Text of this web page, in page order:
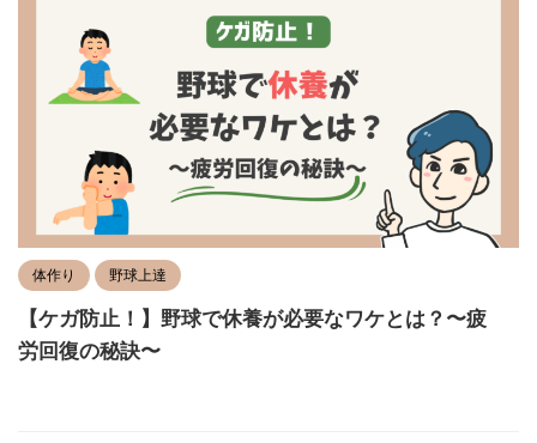
体作り 野球上達
【ケガ防止！】野球で休養が必要なワケとは？〜疲
労回復の秘訣〜